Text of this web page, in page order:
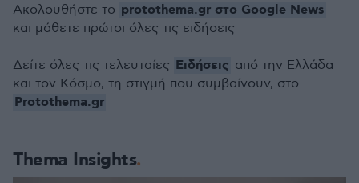
Thema Insights
Ακολουθήστε το protothema.gr στο Google News
και μάθετε πρώτοι όλες τις ειδήσεις
Δείτε όλες τις τελευταίες Ειδήσεις από την Ελλάδα
και τον Κόσμο, τη στιγμή που συμβαίνουν, στο
Protothema.gr